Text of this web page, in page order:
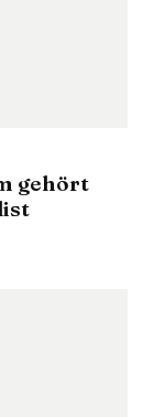
gehört